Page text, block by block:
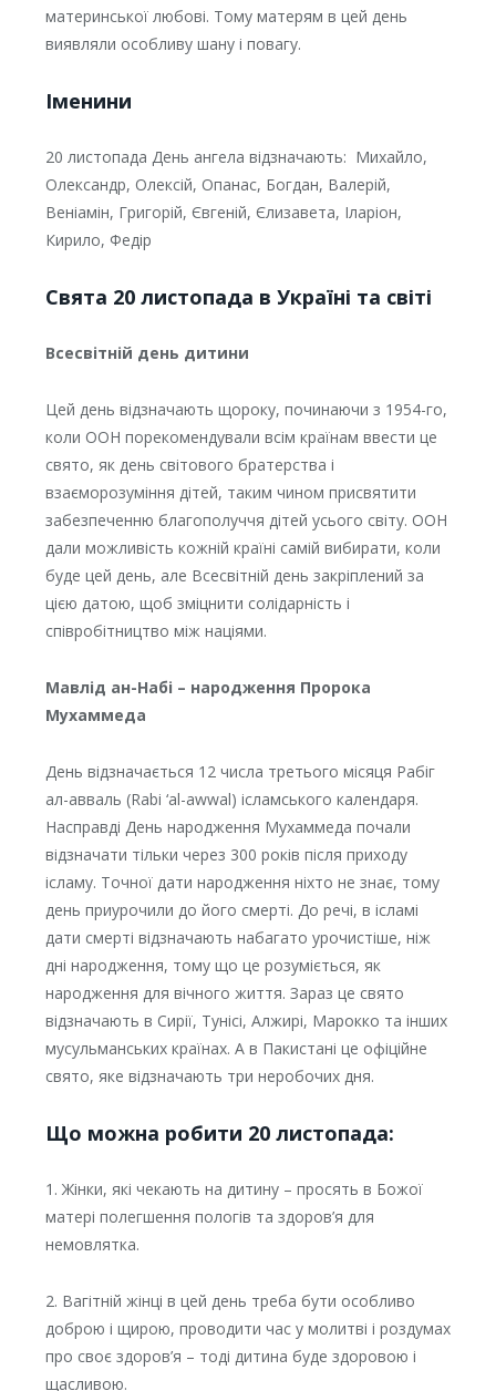
материнської любові. Тому матерям в цей день
виявляли особливу шану і повагу.
Іменини
20 листопада День ангела відзначають: Михайло,
Олександр, Олексій, Опанас, Богдан, Валерій,
Веніамін, Григорій, Євгеній, Єлизавета, Іларіон,
Кирило, Федір
Свята 20 листопада в Україні та світі
Всесвітній день дитини
Цей день відзначають щороку, починаючи з 1954-го,
коли ООН порекомендували всім країнам ввести це
свято, як день світового братерства і
взаєморозуміння дітей, таким чином присвятити
забезпеченню благополуччя дітей усього світу. ООН
дали можливість кожній країні самій вибирати, коли
буде цей день, але Всесвітній день закріплений за
цією датою, щоб зміцнити солідарність і
співробітництво між націями.
Мавлід ан-Набі – народження Пророка
Мухаммеда
День відзначається 12 числа третього місяця Рабіг
ал-авваль (Rabi ‘al-awwal) ісламського календаря.
Насправді День народження Мухаммеда почали
відзначати тільки через 300 років після приходу
ісламу. Точної дати народження ніхто не знає, тому
день приурочили до його смерті. До речі, в ісламі
дати смерті відзначають набагато урочистіше, ніж
дні народження, тому що це розуміється, як
народження для вічного життя. Зараз це свято
відзначають в Сирії, Тунісі, Алжирі, Марокко та інших
мусульманських країнах. А в Пакистані це офіційне
свято, яке відзначають три неробочих дня.
Що можна робити 20 листопада:
1. Жінки, які чекають на дитину – просять в Божої
матері полегшення пологів та здоров’я для
немовлятка.
2. Вагітній жінці в цей день треба бути особливо
доброю і щирою, проводити час у молитві і роздумах
про своє здоров’я – тоді дитина буде здоровою і
щасливою.